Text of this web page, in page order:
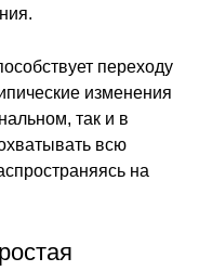
переходу
изменения
так и в
всю
на